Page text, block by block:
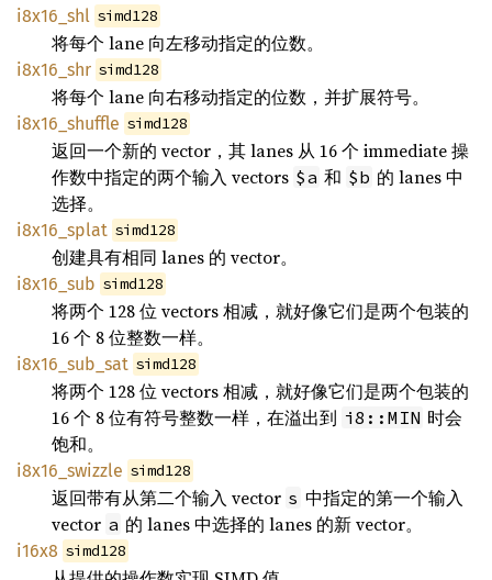
i8x16_shl simd128
将每个 lane 向左移动指定的位数。
i8x16_shr simd128
将每个 lane 向右移动指定的位数，并扩展符号。
i8x16_shuffle simd128
返回一个新的 vector，其 lanes 从 16 个 immediate 操
作数中指定的两个输入 vectors $a 和 $b 的 lanes 中
选择。
i8x16_splat simd128
创建具有相同 lanes 的 vector。
i8x16_sub simd128
将两个 128 位 vectors 相减，就好像它们是两个包装的
16 个 8 位整数一样。
i8x16_sub_sat simd128
将两个 128 位 vectors 相减，就好像它们是两个包装的
16 个 8 位有符号整数一样，在溢出到 i8::MIN 时会
饱和。
i8x16_swizzle simd128
返回带有从第二个输入 vector s 中指定的第一个输入
vector a 的 lanes 中选择的 lanes 的新 vector。
i16x8 simd128